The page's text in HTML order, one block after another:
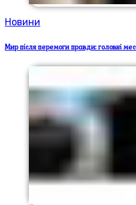
Новини
Мир після перемоги правди: головні